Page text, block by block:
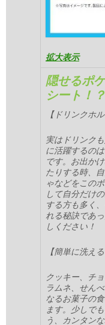
拡大表示
隠せるポ
シート！？
【ドリンクホ
実はドリンク
に活躍するの
です。お出か
たりする時、
ゃなどをこの
して自分だけ
する方も多く
れる秘訣であ
しください！
【簡単に洗え
クッキー、チ
ラムネ、せん
なるお菓子の
ます。少しで
う、カンタン